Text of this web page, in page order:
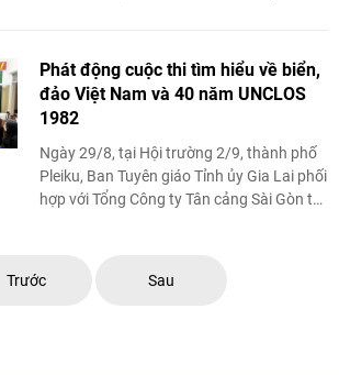
Phát động cuộc thi tìm hiểu về biển,
đảo Việt Nam và 40 năm UNCLOS
1982
Ngày 29/8, tại Hội trường 2/9, thành phố
Pleiku, Ban Tuyên giáo Tỉnh ủy Gia Lai phối
hợp với Tổng Công ty Tân cảng Sài Gòn tổ
Trước Sau